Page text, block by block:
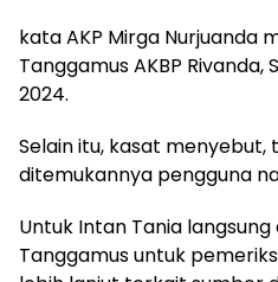
kata AKP Mirga Nurjuanda
Tanggamus AKBP Rivanda,
2024.
Selain itu, kasat menyebut,
ditemukannya pengguna
Untuk Intan Tania
Tanggamus untuk